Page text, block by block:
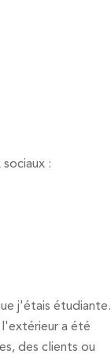
:
j'étais étudiante.
l'extérieur a été
des clients ou